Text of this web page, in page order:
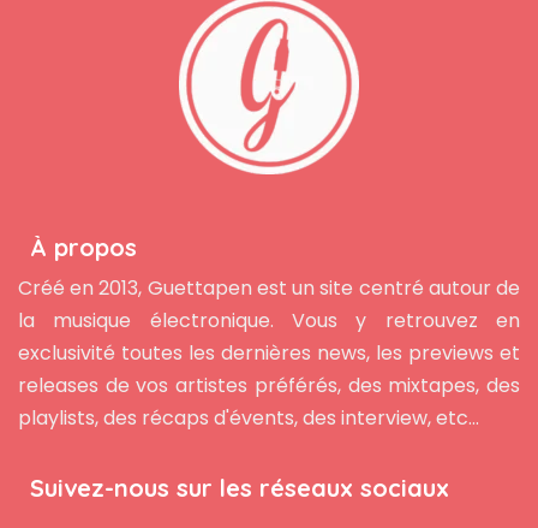
À propos
Créé en 2013, Guettapen est un site centré autour de
la musique électronique. Vous y retrouvez en
exclusivité toutes les dernières news, les previews et
releases de vos artistes préférés, des mixtapes, des
playlists, des récaps d'évents, des interview, etc...
Suivez-nous sur les réseaux sociaux